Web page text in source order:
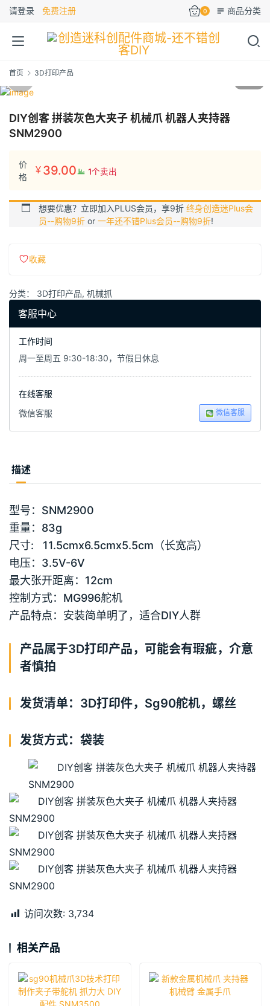
请登录 免费注册 0 商品分类
首页 3D打印产品
DIY创客 拼装灰色大夹子 机械爪 机器人夹持器
SNM2900
价
格
¥ 39.00 1个卖出
想要优惠？立即加入PLUS会员，享9折 终身创造迷Plus会
员--购物9折 or 一年还不错Plus会员--购物9折!
收藏
分类： 3D打印产品, 机械抓
客服中心
工作时间
周一至周五 9:30-18:30，节假日休息
在线客服
微信客服
微信客服
描述
型号：SNM2900
重量：83g
尺寸: 11.5cmx6.5cmx5.5cm（长宽高）
电压：3.5V-6V
最大张开距离：12cm
控制方式：MG996舵机
产品特点：安装简单明了，适合DIY人群
产品属于3D打印产品，可能会有瑕疵，介意
者慎拍
发货清单：3D打印件，Sg90舵机，螺丝
发货方式：袋装
访问次数: 3,734
相关产品